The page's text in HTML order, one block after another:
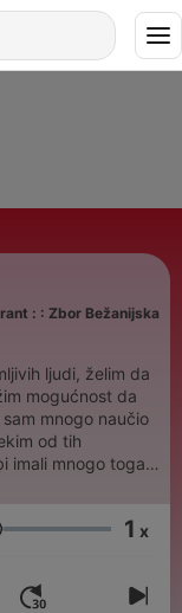
: : Zbor Bežanijska
ljudi, želim da
mogućnost da
od tih
imali mnogo toga
konferenciju
Volume 1 x